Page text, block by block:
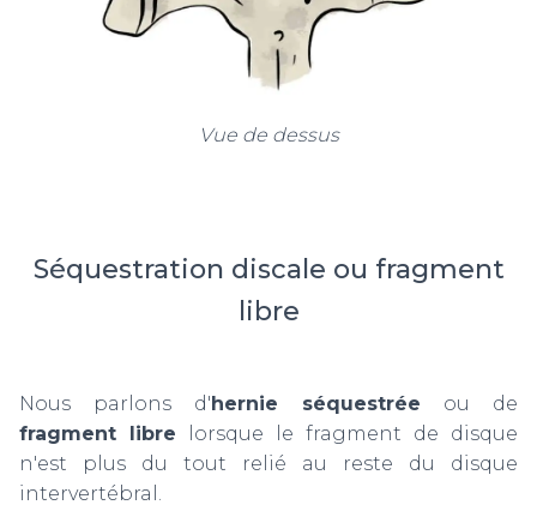
Vue de dessus
Séquestration discale ou fragment
libre
Nous parlons d' hernie séquestrée ou de
fragment libre lorsque le fragment de disque
n'est plus du tout relié au reste du disque
intervertébral.